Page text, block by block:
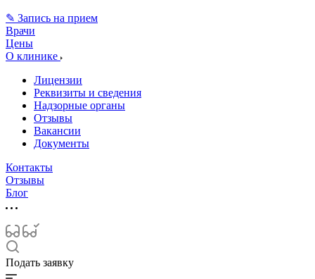
✎ Запись на прием
Врачи
Цены
О клинике
Лицензии
Реквизиты и сведения
Надзорные органы
Отзывы
Вакансии
Документы
Контакты
Отзывы
Блог
Подать заявку